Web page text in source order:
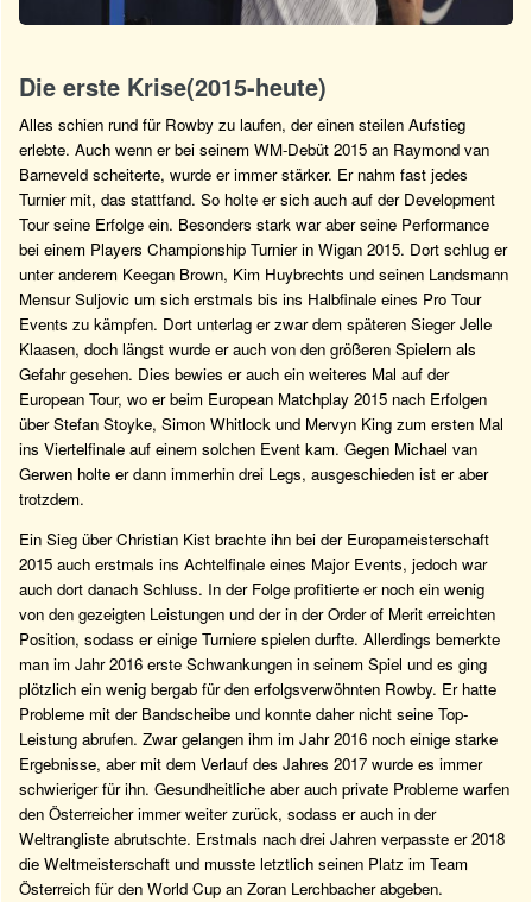
Die erste Krise(2015-heute)
Alles schien rund für Rowby zu laufen, der einen steilen Aufstieg
erlebte. Auch wenn er bei seinem WM-Debüt 2015 an Raymond van
Barneveld scheiterte, wurde er immer stärker. Er nahm fast jedes
Turnier mit, das stattfand. So holte er sich auch auf der Development
Tour seine Erfolge ein. Besonders stark war aber seine Performance
bei einem Players Championship Turnier in Wigan 2015. Dort schlug er
unter anderem Keegan Brown, Kim Huybrechts und seinen Landsmann
Mensur Suljovic um sich erstmals bis ins Halbfinale eines Pro Tour
Events zu kämpfen. Dort unterlag er zwar dem späteren Sieger Jelle
Klaasen, doch längst wurde er auch von den größeren Spielern als
Gefahr gesehen. Dies bewies er auch ein weiteres Mal auf der
European Tour, wo er beim European Matchplay 2015 nach Erfolgen
über Stefan Stoyke, Simon Whitlock und Mervyn King zum ersten Mal
ins Viertelfinale auf einem solchen Event kam. Gegen Michael van
Gerwen holte er dann immerhin drei Legs, ausgeschieden ist er aber
trotzdem.
Ein Sieg über Christian Kist brachte ihn bei der Europameisterschaft
2015 auch erstmals ins Achtelfinale eines Major Events, jedoch war
auch dort danach Schluss. In der Folge profitierte er noch ein wenig
von den gezeigten Leistungen und der in der Order of Merit erreichten
Position, sodass er einige Turniere spielen durfte. Allerdings bemerkte
man im Jahr 2016 erste Schwankungen in seinem Spiel und es ging
plötzlich ein wenig bergab für den erfolgsverwöhnten Rowby. Er hatte
Probleme mit der Bandscheibe und konnte daher nicht seine Top-
Leistung abrufen. Zwar gelangen ihm im Jahr 2016 noch einige starke
Ergebnisse, aber mit dem Verlauf des Jahres 2017 wurde es immer
schwieriger für ihn. Gesundheitliche aber auch private Probleme warfen
den Österreicher immer weiter zurück, sodass er auch in der
Weltrangliste abrutschte. Erstmals nach drei Jahren verpasste er 2018
die Weltmeisterschaft und musste letztlich seinen Platz im Team
Österreich für den World Cup an Zoran Lerchbacher abgeben.